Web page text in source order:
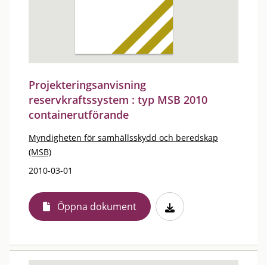
Projekteringsanvisning
reservkraftssystem : typ MSB 2010
containerutförande
Myndigheten för samhällsskydd och beredskap
(MSB)
2010-03-01
Öppna dokument